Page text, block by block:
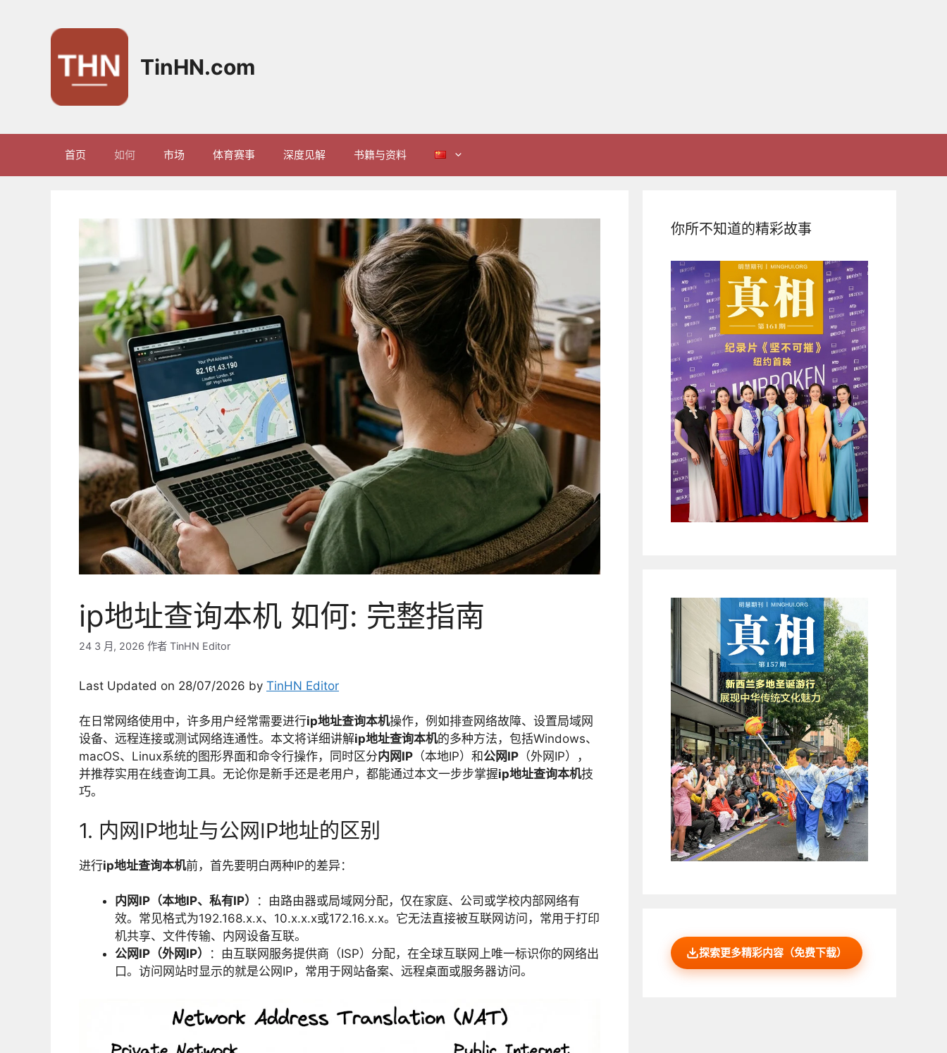
TinHN.com
首页 如何 市场 体育赛事 深度见解 书籍与资料
ip地址查询本机 如何: 完整指南
24 3 月, 2026 作者 TinHN Editor
Last Updated on 28/07/2026 by TinHN Editor
在日常网络使用中，许多用户经常需要进行ip地址查询本机操作，例如排查网络故障、设置局域网
设备、远程连接或测试网络连通性。本文将详细讲解ip地址查询本机的多种方法，包括Windows、
macOS、Linux系统的图形界面和命令行操作，同时区分内网IP （本地IP）和公网IP （外网IP），
并推荐实用在线查询工具。无论你是新手还是老用户，都能通过本文一步步掌握ip地址查询本机技
巧。
1. 内网IP地址与公网IP地址的区别
进行ip地址查询本机前，首先要明白两种IP的差异：
内网IP（本地IP、私有IP）
：由路由器或局域网分配，仅在家庭、公司或学校内部网络有
效。常见格式为192.168.x.x、10.x.x.x或172.16.x.x。它无法直接被互联网访问，常用于打印
机共享、文件传输、内网设备互联。
公网IP（外网IP）
：由互联网服务提供商（ISP）分配，在全球互联网上唯一标识你的网络出
口。访问网站时显示的就是公网IP，常用于网站备案、远程桌面或服务器访问。
你所不知道的精彩故事
探索更多精彩内容（免费下载）